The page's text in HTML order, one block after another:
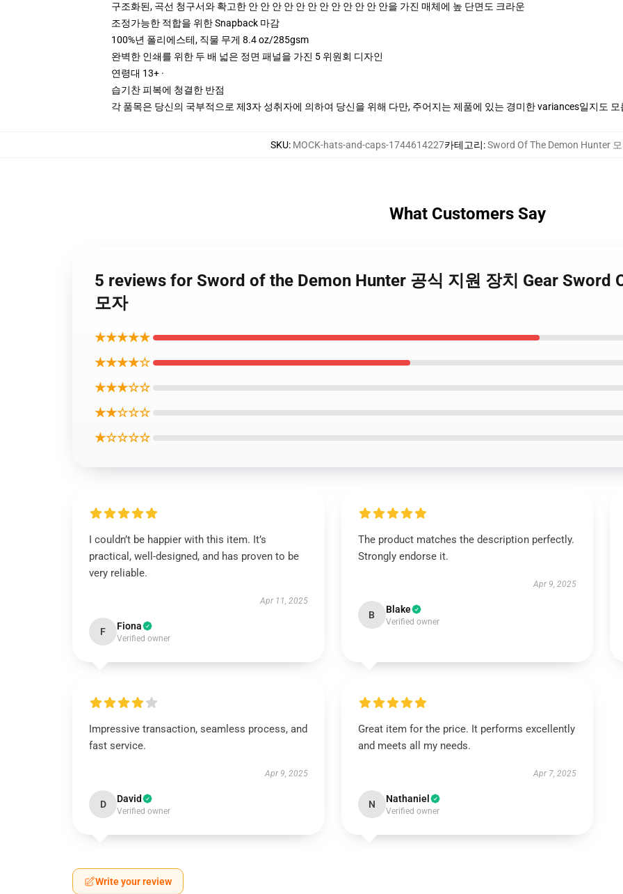
구조화된, 곡선 청구서와 확고한 안 안 안 안 안 안 안 안 안 안 안 안을 가진 매체에 높 단면도 크라운
조정가능한 적합을 위한 Snapback 마감
100%년 폴리에스테, 직물 무게 8.4 oz/285gsm
완벽한 인쇄를 위한 두 배 넓은 정면 패널을 가진 5 위원회 디자인
연령대 13+ ·
습기찬 피복에 청결한 반점
각 품목은 당신의 국부적으로 제3자 성취자에 의하여 당신을 위해 다만, 주어지는 제품에 있는 경미한 variances일지도
SKU: MOCK-hats-and-caps-1744614227카테고리:Sword Of The Demon Hunter
What Customers Say
5 reviews for Sword of the Demon Hunter 공식 지원 장치 Gear Sword
모자
★★★★★
★★★★☆
★★★☆☆
★★☆☆☆
★☆☆☆☆
I couldn’t be happier with this item. It’s
practical, well-designed, and has proven to be
very reliable.
Apr 11, 2025
F Fiona
Verified owner
The product matches the description perfectly.
Strongly endorse it.
Apr 9, 2025
B Blake
Verified owner
Impressive transaction, seamless process, and
fast service.
Apr 9, 2025
D David
Verified owner
Great item for the price. It performs excellently
and meets all my needs.
Apr 7, 2025
N Nathaniel
Verified owner
Write your review